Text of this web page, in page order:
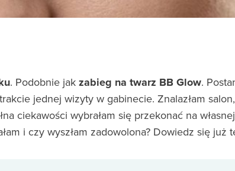
. Podobnie jak zabieg na twarz BB Glow.
jednej wizyty w gabinecie. Znalazłam
ciekawości wybrałam się przekonać na
i czy wyszłam zadowolona? Dowiedz się już